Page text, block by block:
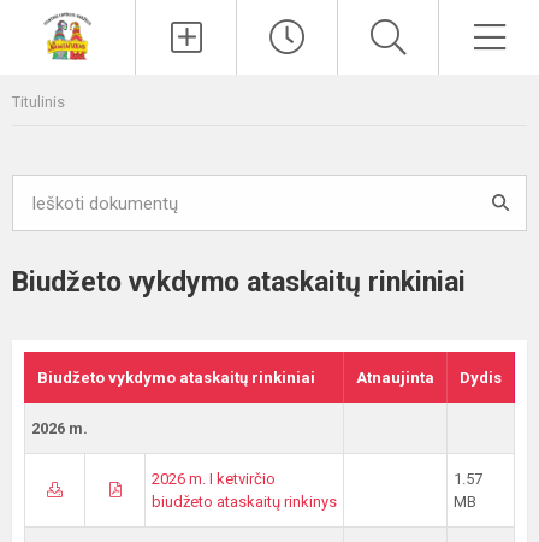
Titulinis
Biudžeto vykdymo ataskaitų rinkiniai
Biudžeto vykdymo ataskaitų rinkiniai Atnaujinta Dydis
2026 m.
2026 m. I ketvirčio
biudžeto ataskaitų rinkinys
1.57
MB